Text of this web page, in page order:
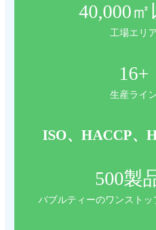
40,000
工場エリ
16+
生産ライ
ISO、HACCP、
500製
バブルティーのワンストッ